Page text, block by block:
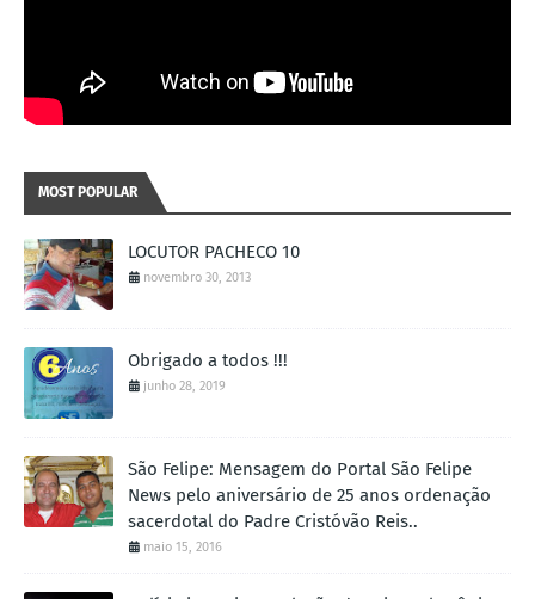
MOST POPULAR
LOCUTOR PACHECO 10
novembro 30, 2013
Obrigado a todos !!!
junho 28, 2019
São Felipe: Mensagem do Portal São Felipe
News pelo aniversário de 25 anos ordenação
sacerdotal do Padre Cristóvão Reis..
maio 15, 2016